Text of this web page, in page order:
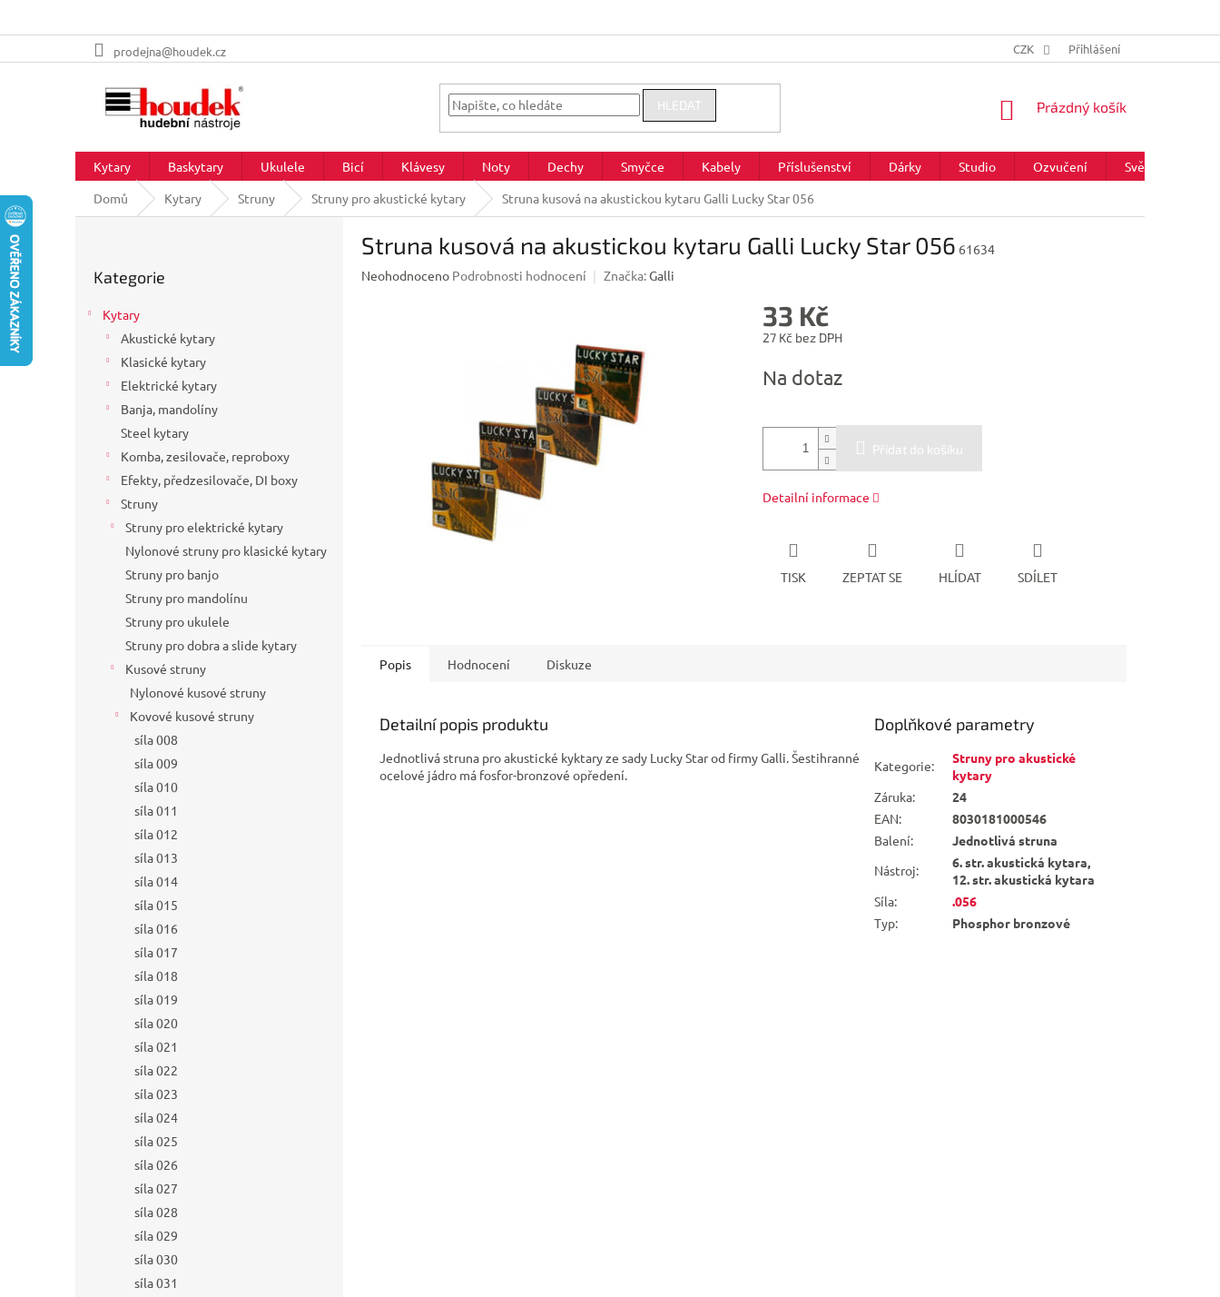
na
prodejna@houdek.cz CZK Přihlášení
HLEDAT
NÁKUPNÍ
Prázdný košík
Kytary Baskytary Ukulele Bicí Klávesy Noty Dechy Smyčce Kabely Příslušenství Dárky Studio Ozvučení Světla
Domů
Kytary Struny Struny pro akustické kytary Struna kusová na akustickou kytaru Galli Lucky Star 056
kategorie
Kategorie
Kytary
Akustické kytary
Klasické kytary
Elektrické kytary
Banja, mandolíny
Steel kytary
Komba, zesilovače, reproboxy
Efekty, předzesilovače, DI boxy
Struny
Struny pro elektrické kytary
Nylonové struny pro klasické kytary
Struny pro banjo
Struny pro mandolínu
Struny pro ukulele
Struny pro dobra a slide kytary
Kusové struny
Nylonové kusové struny
Kovové kusové struny
síla 008
síla 009
síla 010
síla 011
síla 012
síla 013
síla 014
síla 015
síla 016
síla 017
síla 018
síla 019
síla 020
síla 021
síla 022
síla 023
síla 024
síla 025
síla 026
síla 027
síla 028
síla 029
síla 030
síla 031
Struna kusová na akustickou kytaru Galli Lucky Star 056 61634
Průměrné
Neohodnoceno Podrobnosti hodnocení Značka:Galli
33 Kč
27 Kč bez DPH
cena:
Na dotaz
Přidat do košíku
Detailní informace
TISK ZEPTAT SE HLÍDAT SDÍLET
Popis Hodnocení Diskuze
Detailní popis produktu
Jednotlivá struna pro akustické kyktary ze sady Lucky Star od firmy Galli. Šestihranné
ocelové jádro má fosfor-bronzové opředení.
Doplňkové parametry
Kategorie:
Struny pro akustické
kytary
Záruka:
24
EAN:
8030181000546
Balení:
Jednotlivá struna
Nástroj:
6. str. akustická kytara,
12. str. akustická kytara
Síla:
.056
Typ: Phosphor bronzové